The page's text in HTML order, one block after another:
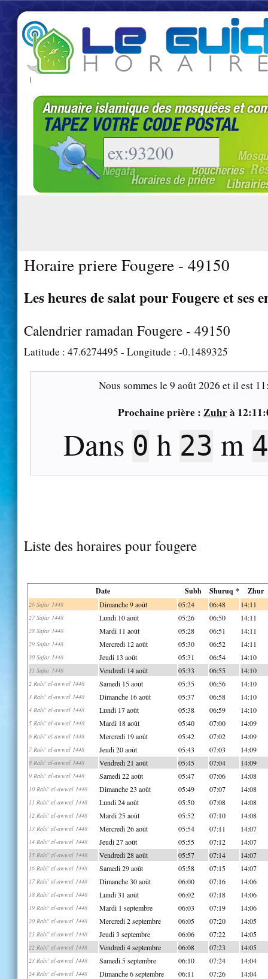
|
Horaire priere Fougere - 49150
Les heures de salat pour Fougere et ses
Calendrier ramadan Fougere - 49150
Latitude : 47.6274495 - Longitude : -0.1489325
Nous sommes le9 août 2026 et il est
Prochaine prière : Zuhrà
Dans 0 h 23 m
Liste des horaires pour fougere
Date Subh Shuruq * Zhur
26 Safar 1448 Dimanche 9 août 05:24 06:48 14:11
27 Safar 1448 Lundi 10 août 05:26 06:50 14:11
28 Safar 1448 Mardi 11 août 05:28 06:51 14:11
29 Safar 1448 Mercredi 12 août 05:30 06:52 14:11
30 Safar 1448 Jeudi 13 août 05:31 06:54 14:10
31 Safar 1448 Vendredi 14 août 05:33 06:55 14:10
2 Rabi' al-awwal 1448 Samedi 15 août 05:35 06:56 14:10
3 Rabi' al-awwal 1448 Dimanche 16 août 05:37 06:58 14:10
4 Rabi' al-awwal 1448 Lundi 17 août 05:38 06:59 14:10
5 Rabi' al-awwal 1448 Mardi 18 août 05:40 07:00 14:09
6 Rabi' al-awwal 1448 Mercredi 19 août 05:42 07:02 14:09
7 Rabi' al-awwal 1448 Jeudi 20 août 05:43 07:03 14:09
8 Rabi' al-awwal 1448 Vendredi 21 août 05:45 07:04 14:09
9 Rabi' al-awwal 1448 Samedi 22 août 05:47 07:06 14:08
10 Rabi' al-awwal 1448 Dimanche 23 août 05:49 07:07 14:08
11 Rabi' al-awwal 1448 Lundi 24 août 05:50 07:08 14:08
12 Rabi' al-awwal 1448 Mardi 25 août 05:52 07:10 14:08
13 Rabi' al-awwal 1448 Mercredi 26 août 05:54 07:11 14:07
14 Rabi' al-awwal 1448 Jeudi 27 août 05:55 07:12 14:07
15 Rabi' al-awwal 1448 Vendredi 28 août 05:57 07:14 14:07
16 Rabi' al-awwal 1448 Samedi 29 août 05:58 07:15 14:07
17 Rabi' al-awwal 1448 Dimanche 30 août 06:00 07:16 14:06
18 Rabi' al-awwal 1448 Lundi 31 août 06:02 07:18 14:06
19 Rabi' al-awwal 1448 Mardi 1 septembre 06:03 07:19 14:06
20 Rabi' al-awwal 1448 Mercredi 2 septembre 06:05 07:20 14:05
21 Rabi' al-awwal 1448 Jeudi 3 septembre 06:06 07:22 14:05
22 Rabi' al-awwal 1448 Vendredi 4 septembre 06:08 07:23 14:05
23 Rabi' al-awwal 1448 Samedi 5 septembre 06:10 07:24 14:04
24 Rabi' al-awwal 1448 Dimanche 6 septembre 06:11 07:26 14:04